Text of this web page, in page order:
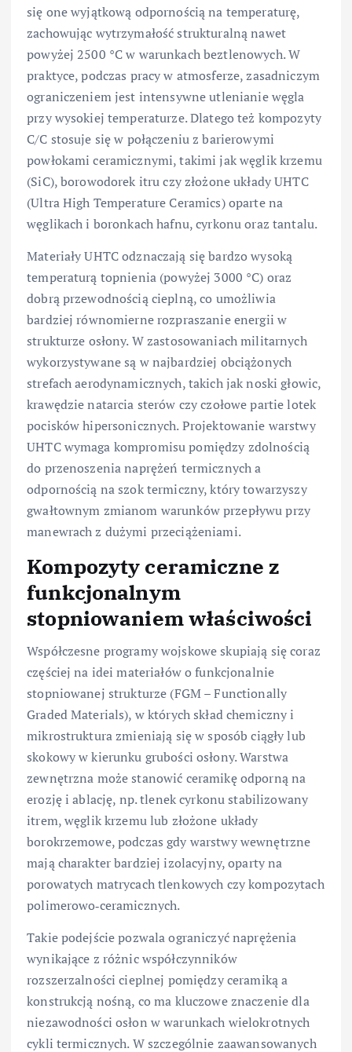
się one wyjątkową odpornością na temperaturę,
zachowując wytrzymałość strukturalną nawet
powyżej 2500 °C w warunkach beztlenowych. W
praktyce, podczas pracy w atmosferze, zasadniczym
ograniczeniem jest intensywne utlenianie węgla
przy wysokiej temperaturze. Dlatego też kompozyty
C/C stosuje się w połączeniu z barierowymi
powłokami ceramicznymi, takimi jak węglik krzemu
(SiC), borowodorek itru czy złożone układy UHTC
(Ultra High Temperature Ceramics) oparte na
węglikach i boronkach hafnu, cyrkonu oraz tantalu.
Materiały UHTC odznaczają się bardzo wysoką
temperaturą topnienia (powyżej 3000 °C) oraz
dobrą przewodnością cieplną, co umożliwia
bardziej równomierne rozpraszanie energii w
strukturze osłony. W zastosowaniach militarnych
wykorzystywane są w najbardziej obciążonych
strefach aerodynamicznych, takich jak noski głowic,
krawędzie natarcia sterów czy czołowe partie lotek
pocisków hipersonicznych. Projektowanie warstwy
UHTC wymaga kompromisu pomiędzy zdolnością
do przenoszenia naprężeń termicznych a
odpornością na szok termiczny, który towarzyszy
gwałtownym zmianom warunków przepływu przy
manewrach z dużymi przeciążeniami.
Kompozyty ceramiczne z
funkcjonalnym
stopniowaniem właściwości
Współczesne programy wojskowe skupiają się coraz
częściej na idei materiałów o funkcjonalnie
stopniowanej strukturze (FGM – Functionally
Graded Materials), w których skład chemiczny i
mikrostruktura zmieniają się w sposób ciągły lub
skokowy w kierunku grubości osłony. Warstwa
zewnętrzna może stanowić ceramikę odporną na
erozję i ablację, np. tlenek cyrkonu stabilizowany
itrem, węglik krzemu lub złożone układy
borokrzemowe, podczas gdy warstwy wewnętrzne
mają charakter bardziej izolacyjny, oparty na
porowatych matrycach tlenkowych czy kompozytach
polimerowo‑ceramicznych.
Takie podejście pozwala ograniczyć naprężenia
wynikające z różnic współczynników
rozszerzalności cieplnej pomiędzy ceramiką a
konstrukcją nośną, co ma kluczowe znaczenie dla
niezawodności osłon w warunkach wielokrotnych
cykli termicznych. W szczególnie zaawansowanych